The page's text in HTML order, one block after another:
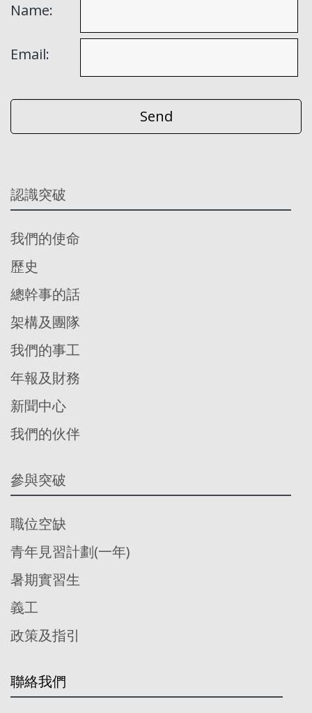
Name:
Email:
認識突破
我們的使命
歷史
總幹事的話
架構及團隊
我們的事工
年報及財務
新聞中心
我們的伙伴
參與突破
職位空缺
青年見習計劃(一年)
暑期實習生
義工
政策及指引
聯絡我們